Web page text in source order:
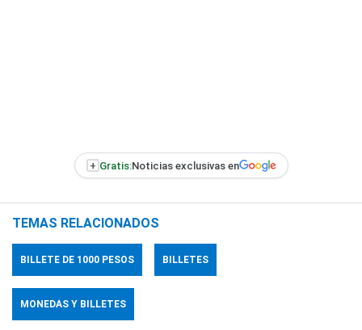
+ Gratis:Noticias exclusivas en
TEMAS RELACIONADOS
BILLETE DE 1000 PESOS BILLETES
MONEDAS Y BILLETES